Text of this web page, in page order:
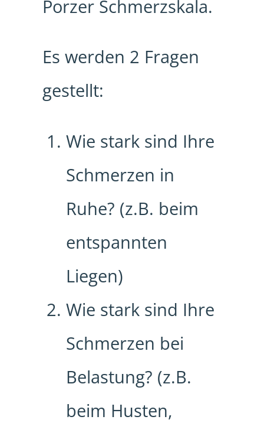
Porzer Schmerzskala.
Es werden 2 Fragen
gestellt:
Wie stark sind Ihre
Schmerzen in
Ruhe? (z.B. beim
entspannten
Liegen)
Wie stark sind Ihre
Schmerzen bei
Belastung? (z.B.
beim Husten,